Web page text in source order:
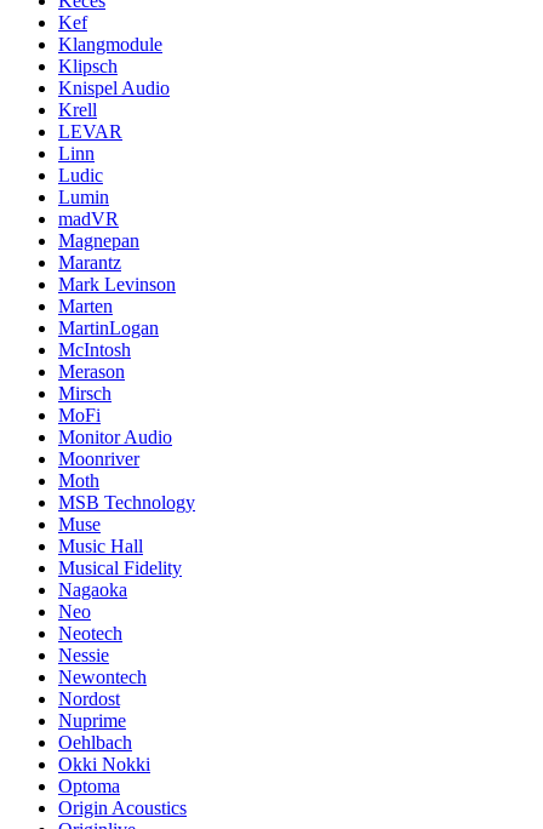
Kef
Klangmodule
Klipsch
Knispel Audio
Krell
LEVAR
Linn
Ludic
Lumin
madVR
Magnepan
Marantz
Mark Levinson
Marten
MartinLogan
McIntosh
Merason
Mirsch
MoFi
Monitor Audio
Moonriver
Moth
MSB Technology
Muse
Music Hall
Musical Fidelity
Nagaoka
Neo
Neotech
Nessie
Newontech
Nordost
Nuprime
Oehlbach
Okki Nokki
Optoma
Origin Acoustics